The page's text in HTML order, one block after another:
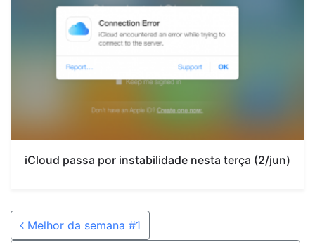
iCloud passa por instabilidade nesta terça (2/jun)
Post navigation
Melhor da semana #1